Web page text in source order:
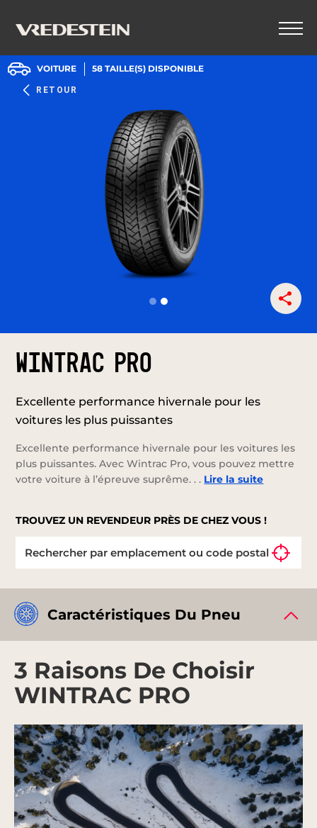
RETOUR
VOITURE 58 TAILLE(S) DISPONIBLE
WINTRAC PRO
Excellente performance hivernale pour les
voitures les plus puissantes
Excellente performance hivernale pour les voitures les
plus puissantes. Avec Wintrac Pro, vous pouvez mettre
votre voiture à l’épreuve suprême. . . Lire la suite
TROUVEZ UN REVENDEUR PRÈS DE CHEZ VOUS !
Caractéristiques Du Pneu
3 Raisons De Choisir
WINTRAC PRO